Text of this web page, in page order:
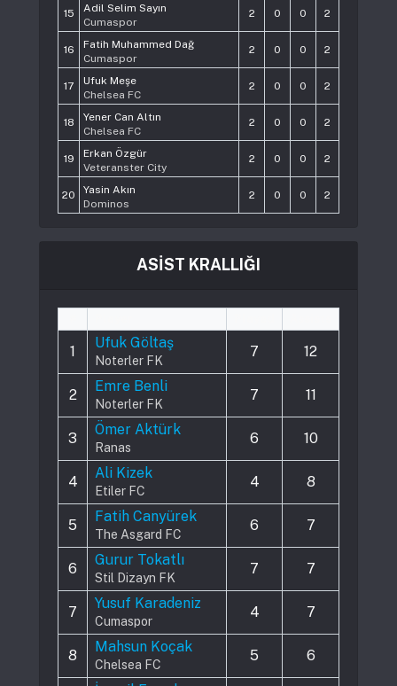
15
Adil Selim Sayın
Cumaspor
2 0 0 2
16
Fatih Muhammed Dağ
Cumaspor
2 0 0 2
17
Ufuk Meşe
Chelsea FC
2 0 0 2
18
Yener Can Altın
Chelsea FC
2 0 0 2
19
Erkan Özgür
Veteranster City
2 0 0 2
20
Yasin Akın
Dominos
2 0 0 2
ASİST KRALLIĞI
1
Ufuk Göltaş
Noterler FK
7 12
2
Emre Benli
Noterler FK
7 11
3
Ömer Aktürk
Ranas
6 10
4
Ali Kizek
Etiler FC
4 8
5
Fatih Canyürek
The Asgard FC
6 7
6
Gurur Tokatlı
Stil Dizayn FK
7 7
7
Yusuf Karadeniz
Cumaspor
4 7
8
Mahsun Koçak
Chelsea FC
5 6